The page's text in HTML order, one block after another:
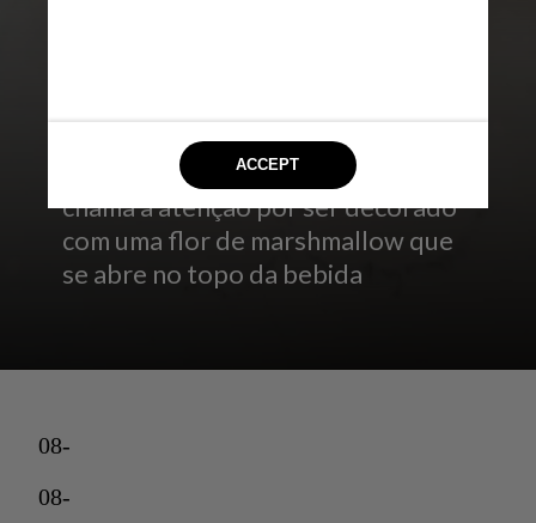
do chef Dominique Ansel conta
com um chocolate quente que
chama a atenção por ser decorado
com uma flor de marshmallow que
se abre no topo da bebida
08-
08-